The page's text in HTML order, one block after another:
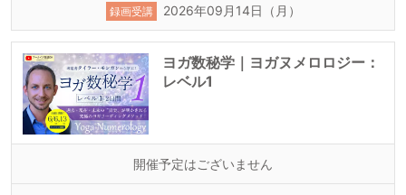
録画受講 2026年09月14日（月）
ヨガ数秘学｜ヨガヌメロロジー：
レベル1
開催予定はございません